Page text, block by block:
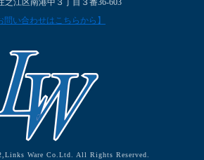
之江区南港中３丁目３番36-603
問い合わせはこちらから】
Ware Co.Ltd. All Rights Reserved.